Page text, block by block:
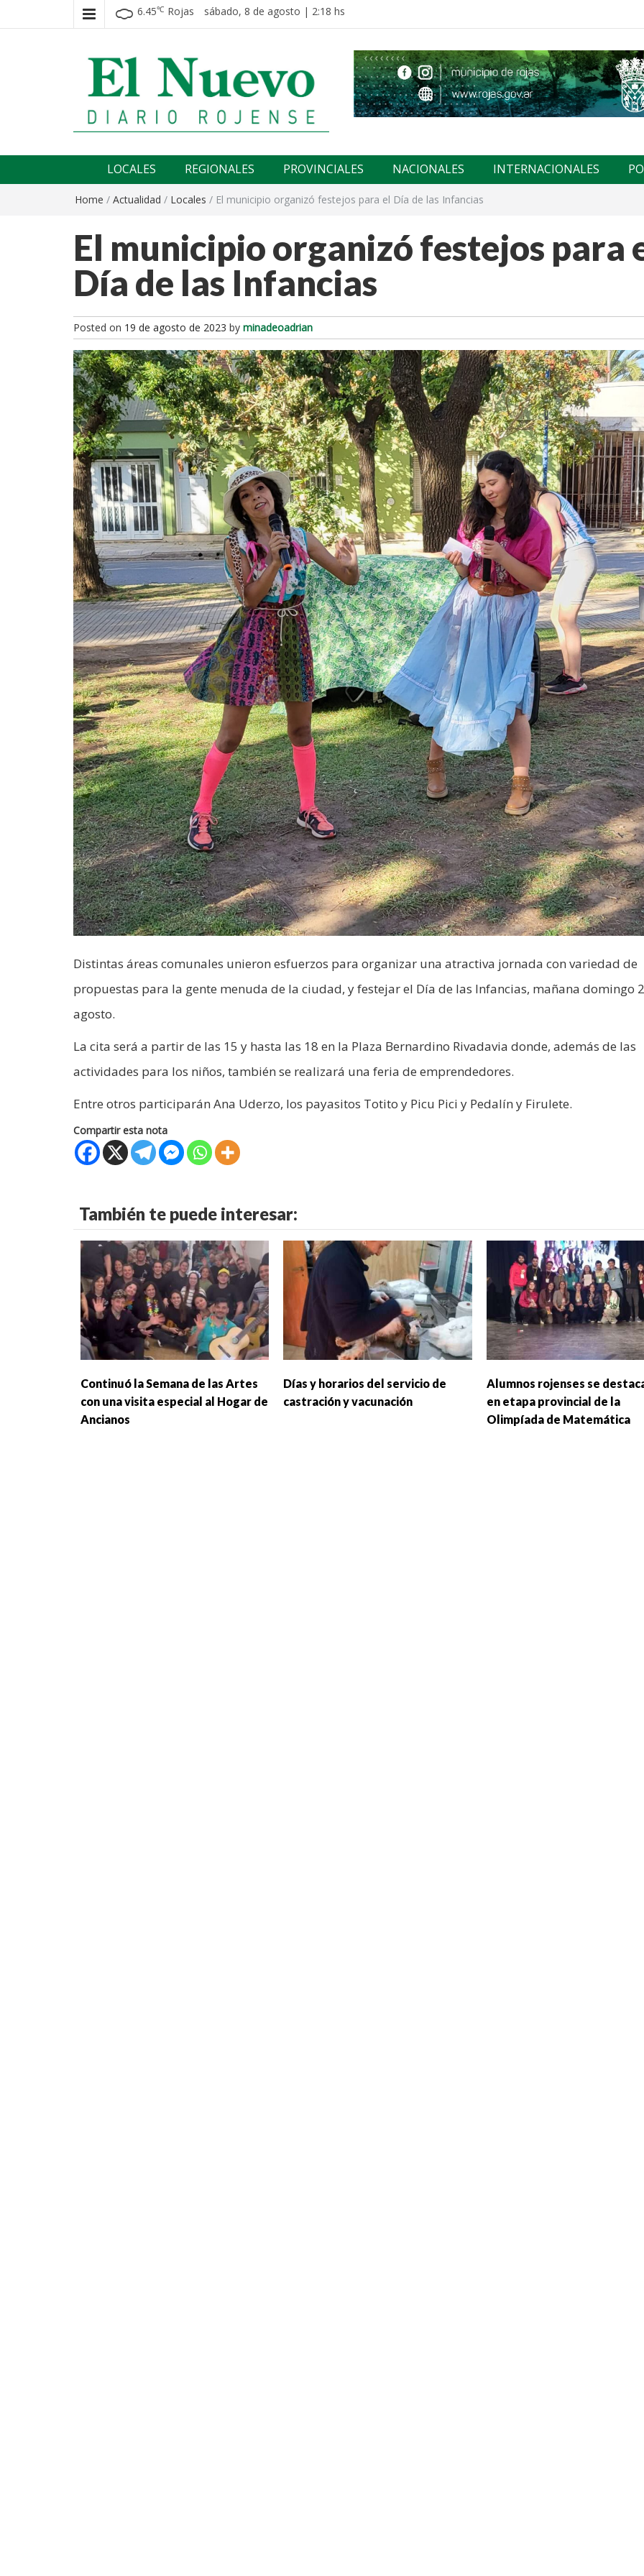
6.45℃ Rojas sábado, 8 de agosto | 2:18 hs
El nuevo rojense
LOCALES REGIONALES PROVINCIALES NACIONALES INTERNACIONALES
Home / Actualidad / Locales / El municipio organizó festejos para el Día de las Infancias
El municipio organizó festejos para
Día de las Infancias
Posted on 19 de agosto de 2023 by minadeoadrian
Distintas áreas comunales unieron esfuerzos para organizar una atractiva jornada con variedad de
propuestas para la gente menuda de la ciudad, y festejar el Día de las Infancias, mañana domingo
agosto.
La cita será a partir de las 15 y hasta las 18 en la Plaza Bernardino Rivadavia donde, además de las
actividades para los niños, también se realizará una feria de emprendedores.
Entre otros participarán Ana Uderzo, los payasitos Totito y Picu Pici y Pedalín y Firulete.
Compartir esta nota
También te puede interesar:
Continuó la Semana de las Artes
con una visita especial al Hogar de
Ancianos
Días y horarios del servicio de
castración y vacunación
Alumnos rojenses se
en etapa provincial de la
Olimpíada de Matemática